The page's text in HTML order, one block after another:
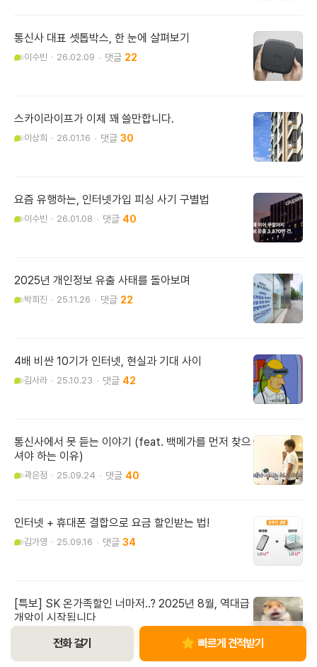
통신사 대표 셋톱박스, 한 눈에 살펴보기
이수빈 26.02.09 22
스카이라이프가 이제 꽤 쓸만합니다.
이상희 26.01.16 30
요즘 유행하는, 인터넷가입 피싱 사기 구별법
이수빈 26.01.08 40
2025년 개인정보 유출 사태를 돌아보며
박희진 25.11.26 22
4배 비싼 10기가 인터넷, 현실과 기대 사이
김사라 25.10.23 42
통신사에서 못 듣는 이야기 (feat. 백메가를 먼저 찾으
셔야 하는 이유)
곽은정 25.09.24 40
인터넷 + 휴대폰 결합으로 요금 할인받는 법!
김가영 25.09.16 34
[특보] SK 온가족할인 너마저..? 2025년 8월, 역대급
개악이 시작됩니다
25.08.29
전화 걸기 빠르게 견적받기